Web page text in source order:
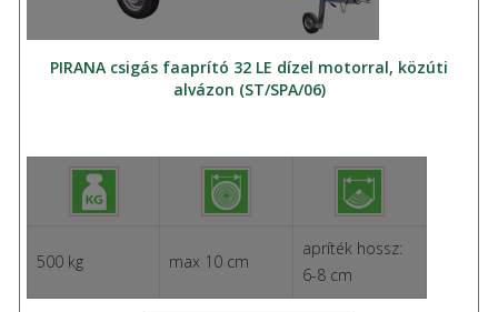
PIRANA csigás faaprító 32 LE dízel motorral, közúti
alvázon (ST/SPA/06)
500 kg max 10 cm
apríték hossz:
6-8 cm